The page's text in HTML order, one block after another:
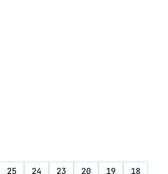
25 24 23 20 19
18